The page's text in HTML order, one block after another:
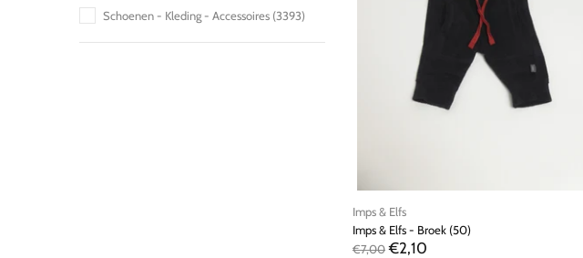
Schoenen - Kleding - Accessoires (3393)
Imps & Elfs
Imps & Elfs - Broek (50)
€7,00 €2,10